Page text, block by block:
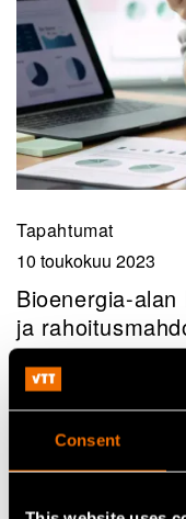
Consent
Tapahtumat
10 toukokuu 2023
Bioenergia-
ja